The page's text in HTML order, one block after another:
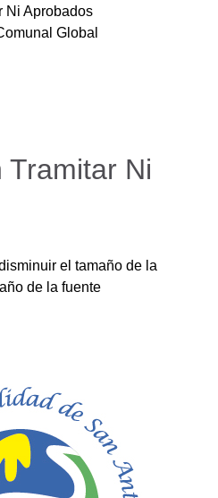
Ni Aprobados
Global
Tramitar Ni
el tamaño de la
de la fuente